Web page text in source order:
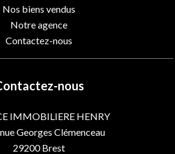
Nos biens vendus
Notre agence
Contactez-nous
nous
IMMOBILIERE HENRY
Georges Clémenceau
29200Brest